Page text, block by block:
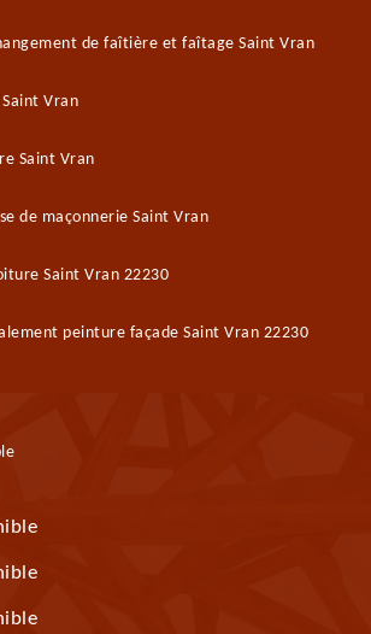
de faîtière et faîtage Saint Vran
Vran
Saint Vran
de maçonnerie Saint Vran
Saint Vran 22230
peinture façade Saint Vran 22230